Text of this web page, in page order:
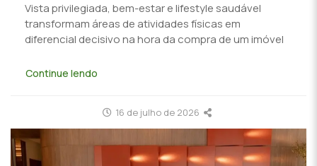
Vista privilegiada, bem-estar e lifestyle saudável
transformam áreas de atividades físicas em
diferencial decisivo na hora da compra de um imóvel
Continue lendo
16 de julho de 2026